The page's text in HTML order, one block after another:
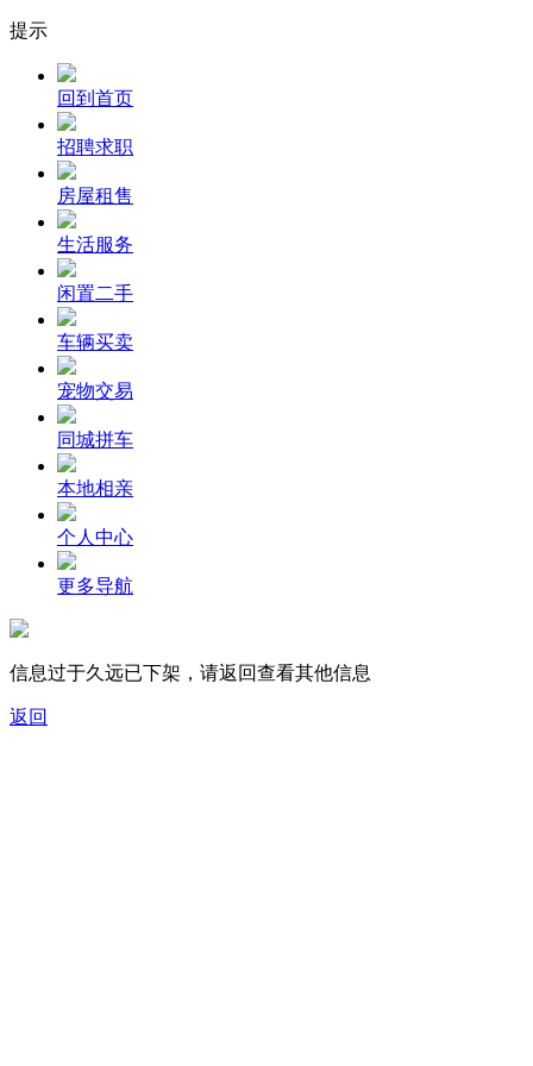
提示
回到首页
招聘求职
房屋租售
生活服务
闲置二手
车辆买卖
宠物交易
同城拼车
本地相亲
个人中心
更多导航
信息过于久远已下架，请返回查看其他信息
返回